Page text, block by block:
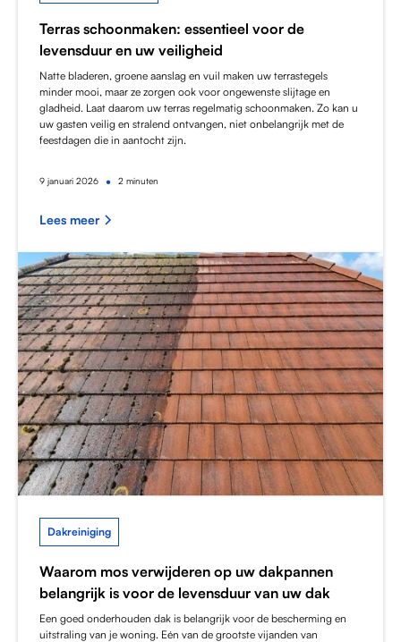
Terras schoonmaken: essentieel voor de
levensduur en uw veiligheid
Natte bladeren, groene aanslag en vuil maken uw terrastegels
minder mooi, maar ze zorgen ook voor ongewenste slijtage en
gladheid. Laat daarom uw terras regelmatig schoonmaken. Zo kan u
uw gasten veilig en stralend ontvangen, niet onbelangrijk met de
feestdagen die in aantocht zijn.
9 januari 2026 • 2 minuten
Lees meer
Dakreiniging
Waarom mos verwijderen op uw dakpannen
belangrijk is voor de levensduur van uw dak
Een goed onderhouden dak is belangrijk voor de bescherming en
uitstraling van je woning. Eén van de grootste vijanden van